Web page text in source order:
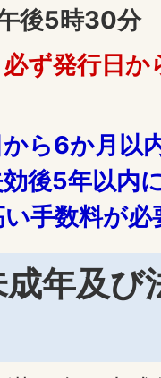
後5時30分
必ず発行日
ら6か月以
後5年以内
い手数料が
成年及